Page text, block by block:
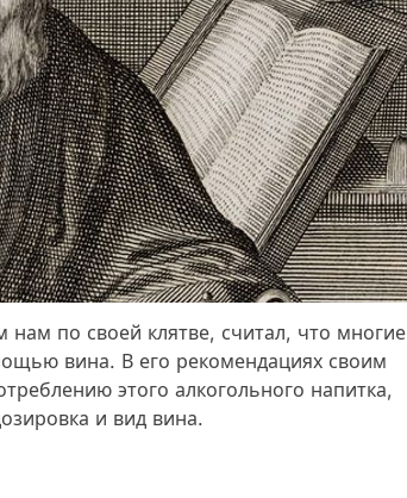
по своей клятве, считал, что многие
вина. В его рекомендациях своим
этого алкогольного напитка,
и вид вина.